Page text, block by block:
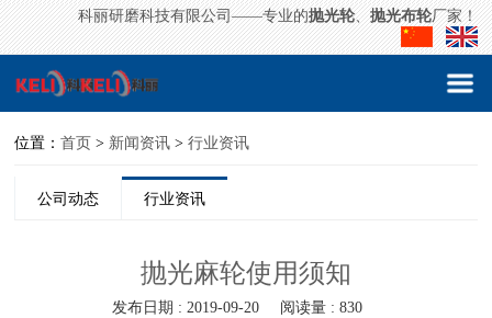
科丽研磨科技有限公司——专业的抛光轮、抛光布轮厂家！
位置：首页 > 新闻资讯 >行业资讯
公司动态 行业资讯
抛光麻轮使用须知
发布日期 : 2019-09-20 阅读量 : 830